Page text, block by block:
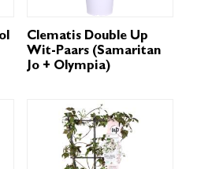
Clematis Double Up
Wit-Paars (Samaritan
Jo + Olympia)